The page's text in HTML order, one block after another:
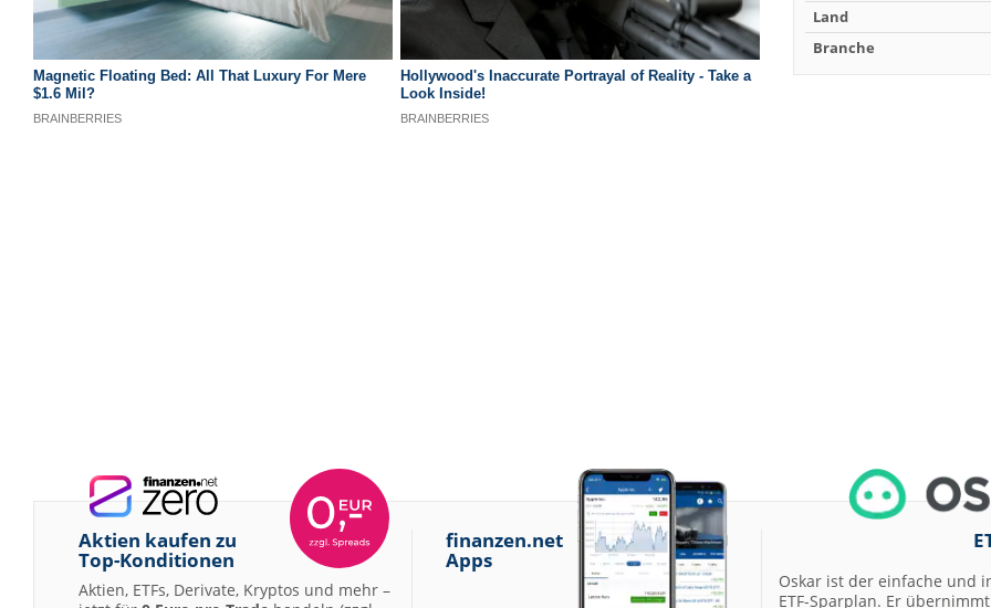
Land
Branche
Aktien kaufen zu
Top-Konditionen
Aktien, ETFs, Derivate, Kryptos und mehr –
finanzen.net
Apps
Oskar ist der einfache und
ETF-Sparplan. Er